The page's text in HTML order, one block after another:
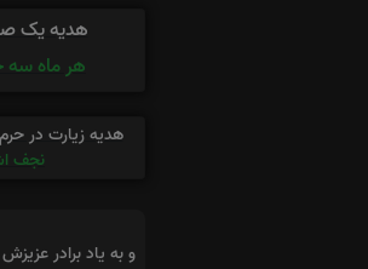
هدیه یک
هر ماه سه
هدیه زیارت در
نجف
و به یاد برادر